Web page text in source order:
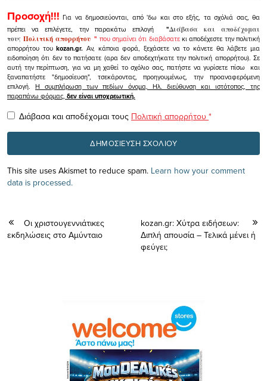
Προσοχή!!! Για να δημοσιεύονται, από 'δω και στο εξής, τα σχόλιά σας, θα
πρέπει να επιλέγετε, την παρακάτω επιλογή
"Διάβασα και αποδέχομαι
τουςΠολιτική απορρήτου" που σημαίνει ότι διαβάσατεκι αποδέχεστε την πολιτική
απορρήτου τουkozan.gr. Αν, κάποια φορά, ξεχάσετε να το κάνετε θα λάβετε μια
ειδοποίηση ότι δεν το πατήσατε (αρα δεν αποδεχτήκατε την πολιτική απορρήτου). Σε
αυτή την περίπτωση, για να μη χαθεί το σχόλιο σας, πατήστε να γυρίσετε πίσω και
ξαναπατήστε "δημοσίευση", τσεκάροντας, προηγουμένως, την προαναφερόμενη
επιλογή.Η συμπλήρωση των πεδίων όνομα, Ηλ. διεύθυνση και ιστότοπος, της
παραπάνω φόρμας, δεν είναι υποχρεωτική.
Διάβασα και αποδέχομαι τους Πολιτική απορρήτου *
This site uses Akismet to reduce spam. Learn how your comment
data is processed.
Οι χριστουγεννιάτικες
εκδηλώσεις στο Αμύνταιο
kozan.gr: Χύτρα ειδήσεων:
Διπλή απουσία – Τελικά μένει ή
φεύγει;